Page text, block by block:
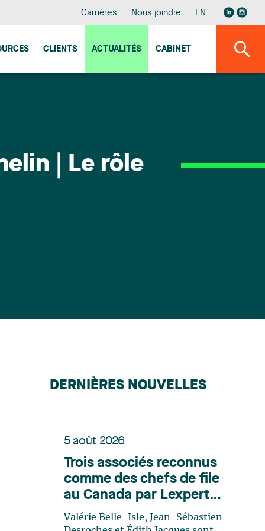
Carrières Nous joindre EN
CLIENTS ACTUALITÉS CABINET
| Le rôle
DERNIÈRES NOUVELLES
5 août 2026
Trois associés reconnus
comme des chefs de file
au Canada par Lexpert
dans son édition spéciale
en énergie
Valérie Belle-Isle, Jean-Sébastien